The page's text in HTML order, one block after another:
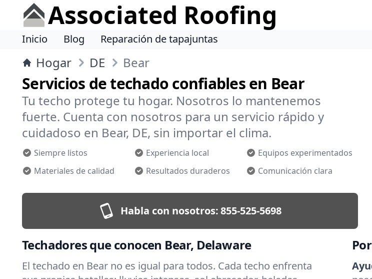
Associated Roofing
Inicio Blog Reparación de tapajuntas
Hogar DE Bear
Servicios de techado confiables en Bear
Tu techo protege tu hogar. Nosotros lo mantenemos
fuerte. Cuenta con nosotros para un servicio rápido y
cuidadoso en Bear, DE, sin importar el clima.
Siempre listos Experiencia local
Equipos experimentados
Materiales de calidad
Resultados duraderos Comunicación clara
Habla con nosotros:855-525-5698
Techadores que conocen Bear, Delaware
El techado en Bear no es igual para todos. Cada techo enfrenta